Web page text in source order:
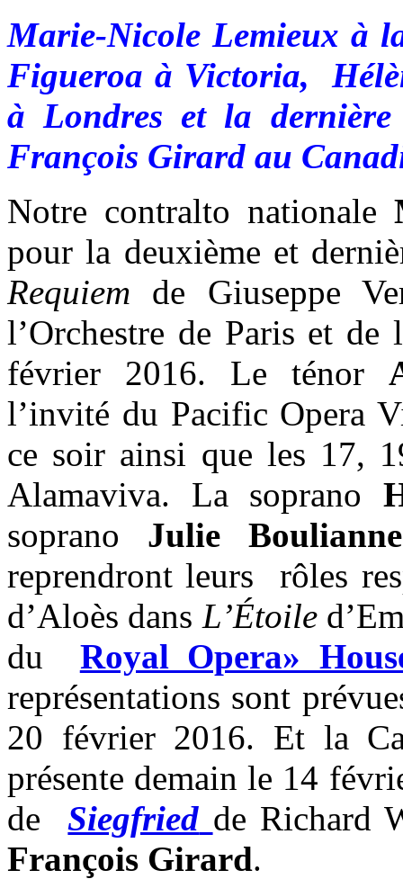
Marie-Nicole Lemieux à
Figueroa à Victoria,
à Londres et la
François Girard au
Notre contralto nationale
pour la deuxième et
Requiem de Giuseppe
l’Orchestre de Paris et
février 2016. Le ténor
l’invité du Pacific Opera
ce soir ainsi que les 17,
Alamaviva. La soprano
soprano
Julie Boulianne
reprendront leurs rôles
d’Aloès dans L’Étoile
du
Royal Opera»
représentations sont
20 février 2016. Et la
présente demain le 14
deSiegfried de Richard
François Girard.